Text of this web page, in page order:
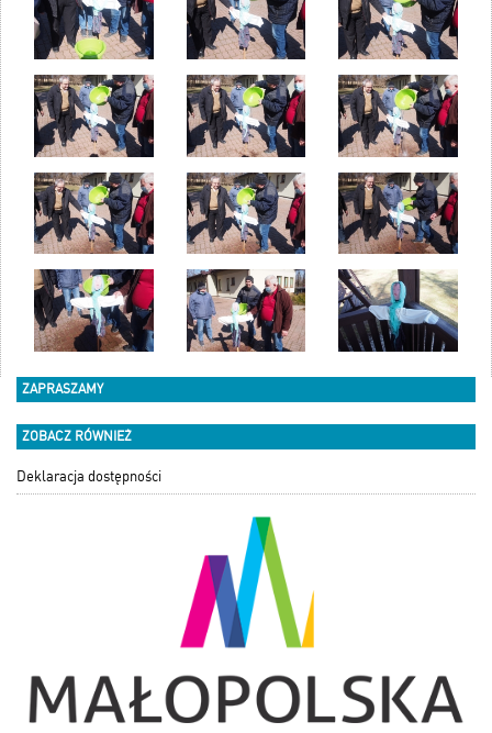
ZAPRASZAMY
ZOBACZ RÓWNIEŻ
Deklaracja dostępności